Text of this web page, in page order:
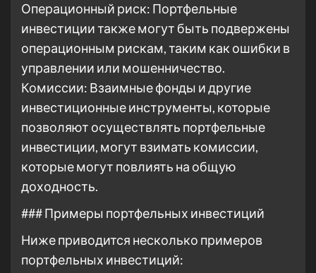
Операционный риск: Портфельные
инвестиции также могут быть подвержены
операционным рискам, таким как ошибки в
управлении или мошенничество.
Комиссии: Взаимные фонды и другие
инвестиционные инструменты, которые
позволяют осуществлять портфельные
инвестиции, могут взимать комиссии,
которые могут повлиять на общую
доходность.
### Примеры портфельных инвестиций
Ниже приводится несколько примеров
портфельных инвестиций: